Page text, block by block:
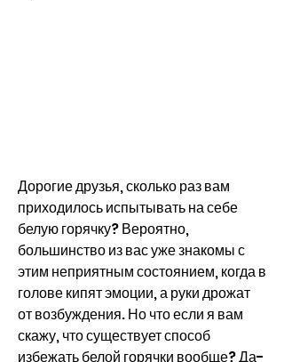
Дорогие друзья, сколько раз вам
приходилось испытывать на себе
белую горячку? Вероятно,
большинство из вас уже знакомы с
этим неприятным состоянием, когда в
голове кипят эмоции, а руки дрожат
от возбуждения. Но что если я вам
скажу, что существует способ
избежать белой горячки вообще? Да-